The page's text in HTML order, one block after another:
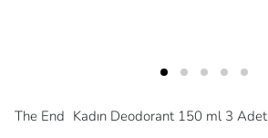
The End Kadın Deodorant 150 ml 3 Adet